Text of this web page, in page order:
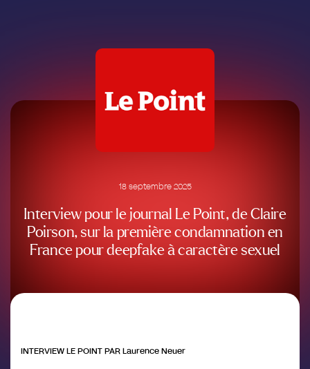
18 septembre 2025
Interview pour le journal Le Point, de Claire
Poirson, sur la première condamnation en
France pour deepfake à caractère sexuel
INTERVIEW LE POINT PAR Laurence Neuer